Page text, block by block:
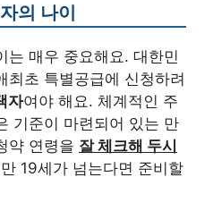
의 나이
는 매우 중요해요. 대한민
최초 특별공급에 신청하려
자여야 해요. 체계적인 주
기준이 마련되어 있는 만
약 연령을 잘 체크해 두시
19세가 넘는다면 준비할